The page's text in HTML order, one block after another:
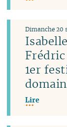
1er
Dimanche 20
Lire